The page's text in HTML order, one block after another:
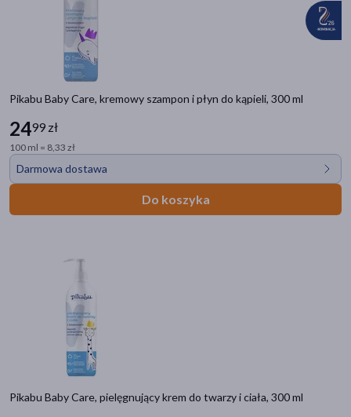
Pikabu Baby Care, kremowy szampon i płyn do kąpieli, 300 ml
2499 zł
100 ml = 8,33 zł
Darmowa dostawa
Do koszyka
Pikabu Baby Care, pielęgnujący krem do twarzy i ciała, 300 ml